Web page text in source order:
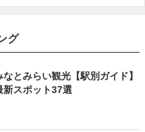
グ
とみらい観光【駅別ガイド】
新スポット37選